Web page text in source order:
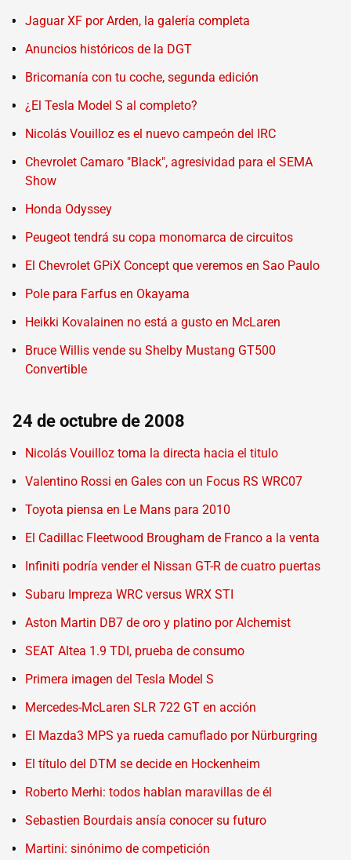
Jaguar XF por Arden, la galería completa
Anuncios históricos de la DGT
Bricomanía con tu coche, segunda edición
¿El Tesla Model S al completo?
Nicolás Vouilloz es el nuevo campeón del IRC
Chevrolet Camaro "Black", agresividad para el SEMA
Show
Honda Odyssey
Peugeot tendrá su copa monomarca de circuitos
El Chevrolet GPiX Concept que veremos en Sao Paulo
Pole para Farfus en Okayama
Heikki Kovalainen no está a gusto en McLaren
Bruce Willis vende su Shelby Mustang GT500
Convertible
24 de octubre de 2008
Nicolás Vouilloz toma la directa hacia el titulo
Valentino Rossi en Gales con un Focus RS WRC07
Toyota piensa en Le Mans para 2010
El Cadillac Fleetwood Brougham de Franco a la venta
Infiniti podría vender el Nissan GT-R de cuatro puertas
Subaru Impreza WRC versus WRX STI
Aston Martin DB7 de oro y platino por Alchemist
SEAT Altea 1.9 TDI, prueba de consumo
Primera imagen del Tesla Model S
Mercedes-McLaren SLR 722 GT en acción
El Mazda3 MPS ya rueda camuflado por Nürburgring
El título del DTM se decide en Hockenheim
Roberto Merhi: todos hablan maravillas de él
Sebastien Bourdais ansía conocer su futuro
Martini: sinónimo de competición